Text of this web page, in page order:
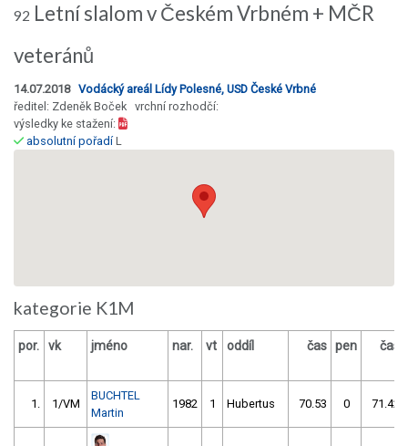
92 Letní slalom v Českém Vrbném + MČR
veteránů
14.07.2018 Vodácký areál Lídy Polesné, USD České Vrbné
ředitel: Zdeněk Boček vrchní rozhodčí:
výsledky ke stažení:
absolutní pořadíL
kategorie K1M
por. vk jméno nar. vt oddíl čas pen čas
1. 1/VM
BUCHTEL
Martin
1982 1 Hubertus 70.53 0 71.42